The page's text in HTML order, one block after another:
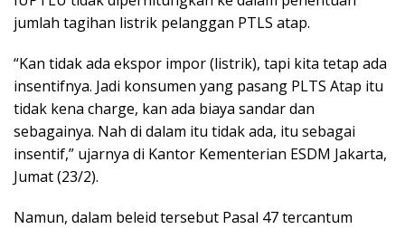
jumlah tagihan listrik pelanggan PTLS atap.
“Kan tidak ada ekspor impor (listrik), tapi kita tetap ada
insentifnya. Jadi konsumen yang pasang PLTS Atap itu
tidak kena charge, kan ada biaya sandar dan
sebagainya. Nah di dalam itu tidak ada, itu sebagai
insentif,” ujarnya di Kantor Kementerian ESDM Jakarta,
Jumat (23/2).
Namun, dalam beleid tersebut Pasal 47 tercantum